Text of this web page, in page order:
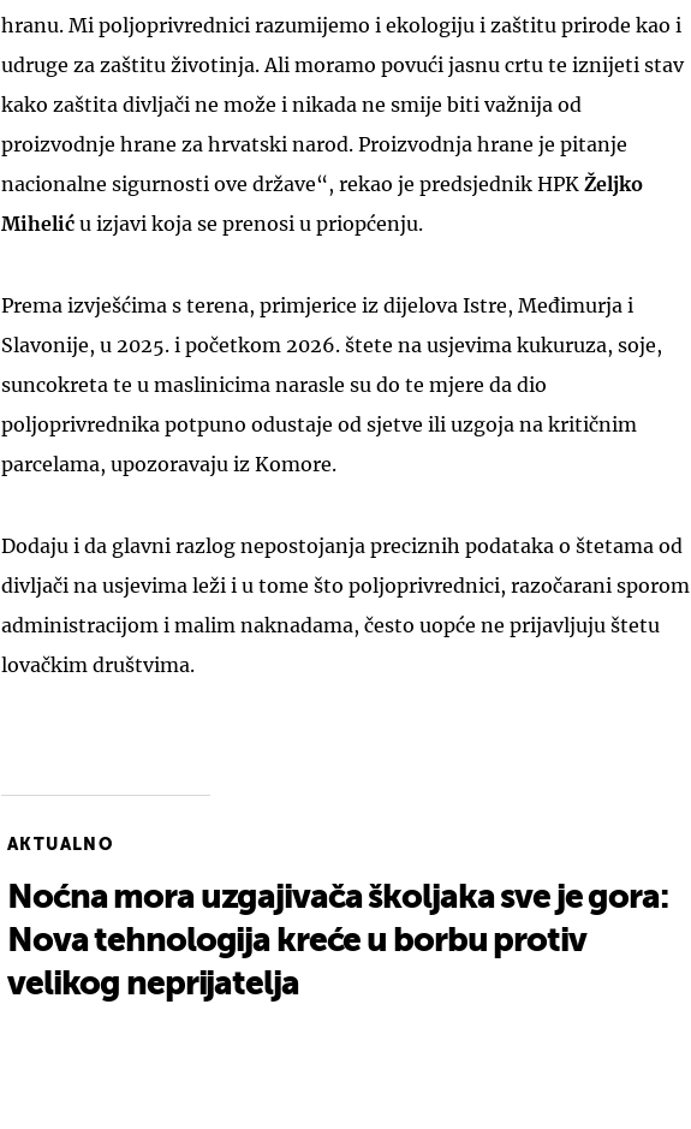
hranu. Mi poljoprivrednici razumijemo i ekologiju i zaštitu prirode kao i
udruge za zaštitu životinja. Ali moramo povući jasnu crtu te iznijeti stav
kako zaštita divljači ne može i nikada ne smije biti važnija od
proizvodnje hrane za hrvatski narod. Proizvodnja hrane je pitanje
nacionalne sigurnosti ove države“, rekao je predsjednik HPK Željko
Mihelić u izjavi koja se prenosi u priopćenju.
Prema izvješćima s terena, primjerice iz dijelova Istre, Međimurja i
Slavonije, u 2025. i početkom 2026. štete na usjevima kukuruza, soje,
suncokreta te u maslinicima narasle su do te mjere da dio
poljoprivrednika potpuno odustaje od sjetve ili uzgoja na kritičnim
parcelama, upozoravaju iz Komore.
Dodaju i da glavni razlog nepostojanja preciznih podataka o štetama od
divljači na usjevima leži i u tome što poljoprivrednici, razočarani sporom
administracijom i malim naknadama, često uopće ne prijavljuju štetu
lovačkim društvima.
AKTUALNO
Noćna mora uzgajivača školjaka sve je gora:
Nova tehnologija kreće u borbu protiv
velikog neprijatelja